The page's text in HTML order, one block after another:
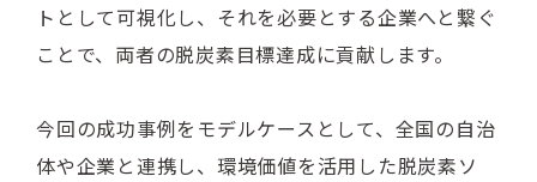
トとして可視化し、それを必要とする企業へと繋ぐ
ことで、両者の脱炭素目標達成に貢献します。
今回の成功事例をモデルケースとして、全国の自治
体や企業と連携し、環境価値を活用した脱炭素ソ